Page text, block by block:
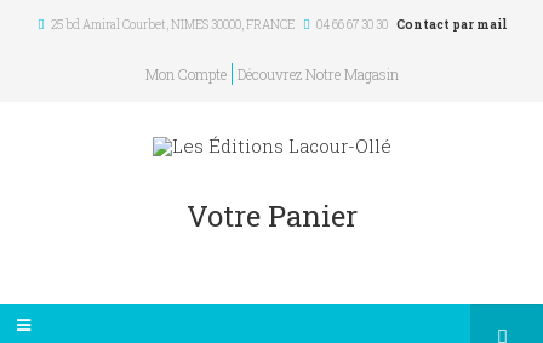
25 bd Amiral Courbet, NIMES 30000,FRANCE 04 66 67 30 30 Contact par mail
Mon Compte Découvrez Notre Magasin
Votre Panier